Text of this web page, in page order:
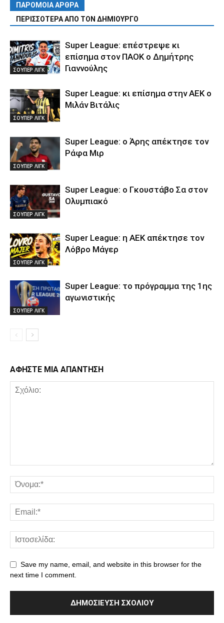
ΠΑΡΟΜΟΙΑ ΑΡΘΡΑ
ΠΕΡΙΣΣΟΤΕΡΑ ΑΠΟ ΤΟΝ ΔΗΜΙΟΥΡΓΟ
ΣΟΥΠΕΡ ΛΙΓΚ
Super League: επέστρεψε κι
επίσημα στον ΠΑΟΚ ο Δημήτρης
Γιαννούλης
ΣΟΥΠΕΡ ΛΙΓΚ
Super League: κι επίσημα στην ΑΕΚ ο
Μιλάν Βιτάλις
ΣΟΥΠΕΡ ΛΙΓΚ
Super League: ο Άρης απέκτησε τον
Ράφα Μιρ
ΣΟΥΠΕΡ ΛΙΓΚ
Super League: ο Γκουστάβο Σα στον
Ολυμπιακό
ΣΟΥΠΕΡ ΛΙΓΚ
Super League: η ΑΕΚ απέκτησε τον
Λόβρο Μάγερ
ΣΟΥΠΕΡ ΛΙΓΚ
Super League: το πρόγραμμα της 1ης
αγωνιστικής
ΑΦΗΣΤΕ ΜΙΑ ΑΠΑΝΤΗΣΗ
Save my name, email, and website in this browser for the
next time I comment.